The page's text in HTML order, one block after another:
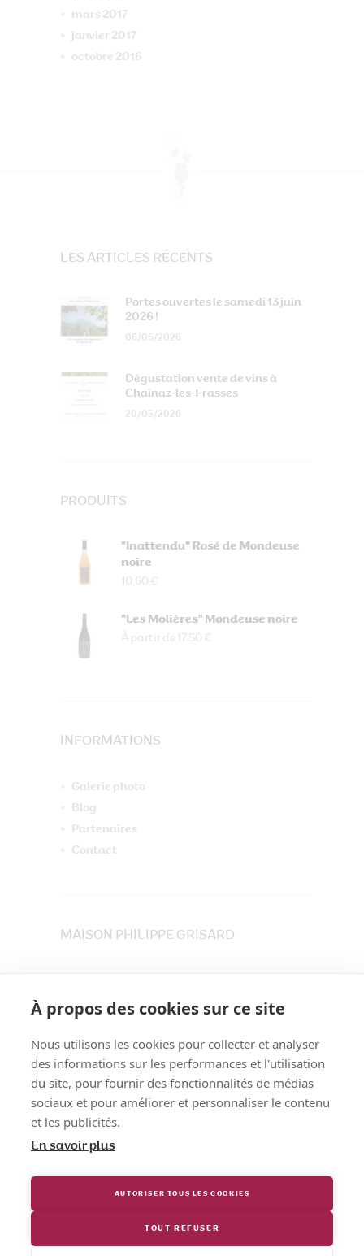
À propos des cookies sur ce site
Nous utilisons les cookies pour collecter et analyser
des informations sur les performances et l'utilisation
du site, pour fournir des fonctionnalités de médias
sociaux et pour améliorer et personnaliser le contenu
et les publicités.
En savoir plus
AUTORISER TOUS LES COOKIES
TOUT REFUSER
mars 2017
janvier 2017
octobre 2016
LES ARTICLES RÉCENTS
Portes ouvertes le samedi 13 juin
2026 !
06/06/2026
Dégustation vente de vins à
Chainaz-les-Frasses
20/05/2026
PRODUITS
"Inattendu" Rosé de Mondeuse
noire
10.60 €
"Les Molières" Mondeuse noire
À partir de 17.50 €
INFORMATIONS
Galerie photo
Blog
Partenaires
Contact
MAISON PHILIPPE GRISARD
Tél. 04 79 84 30 91